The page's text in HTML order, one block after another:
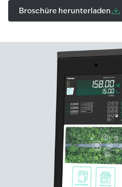
Broschüre herunterladen